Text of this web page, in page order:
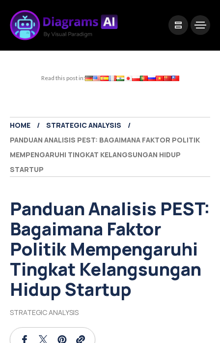
Read this post in:
HOME
STRATEGIC ANALYSIS
PANDUAN ANALISIS PEST: BAGAIMANA FAKTOR POLITIK
MEMPENGARUHI TINGKAT KELANGSUNGAN HIDUP
STARTUP
Panduan Analisis PEST:
Bagaimana Faktor
Politik Mempengaruhi
Tingkat Kelangsungan
Hidup Startup
STRATEGIC ANALYSIS